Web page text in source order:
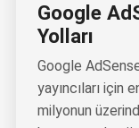
Google
Yolları
Google
yayıncıları için
milyonun